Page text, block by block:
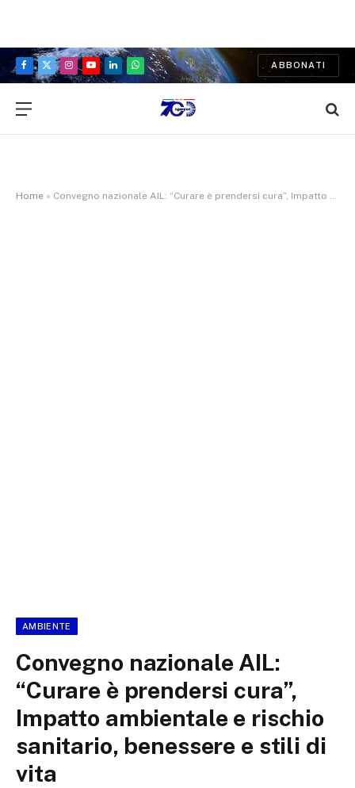
Facebook
X
Instagram
YouTubeLinkedInWhatsApp
ABBONATI
Home » Convegno nazionale AIL: “Curare è prendersi cura”, Impatto ambientale e rischio sanitario, benessere e stili di vita
AMBIENTE
Convegno nazionale AIL:
“Curare è prendersi cura”,
Impatto ambientale e rischio
sanitario, benessere e stili di
vita